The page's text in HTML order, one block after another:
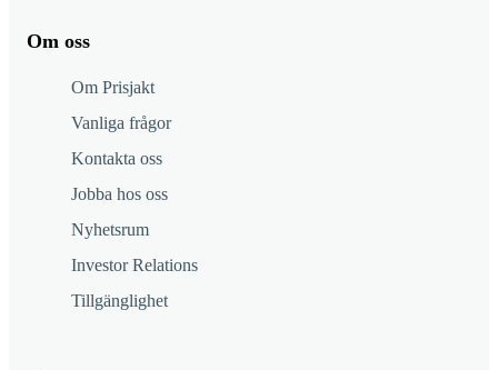
Om oss
Om Prisjakt
Vanliga frågor
Kontakta oss
Jobba hos oss
Nyhetsrum
Investor Relations
Tillgänglighet